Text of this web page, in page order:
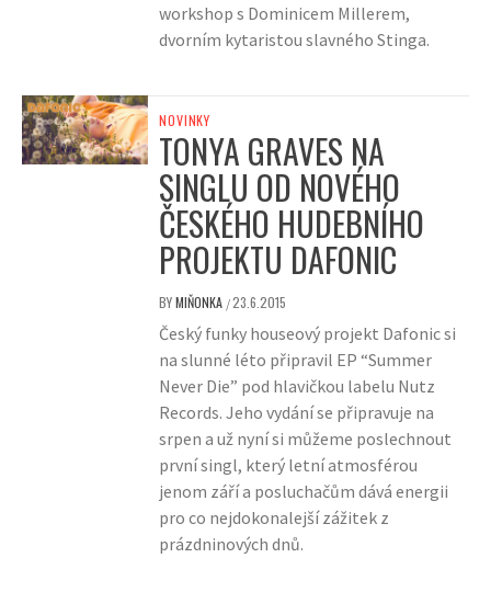
workshop s Dominicem Millerem,
dvorním kytaristou slavného Stinga.
NOVINKY
TONYA GRAVES NA
SINGLU OD NOVÉHO
ČESKÉHO HUDEBNÍHO
PROJEKTU DAFONIC
BYMIŇONKA /23.6.2015
Český funky houseový projekt Dafonic si
na slunné léto připravil EP “Summer
Never Die” pod hlavičkou labelu Nutz
Records. Jeho vydání se připravuje na
srpen a už nyní si můžeme poslechnout
první singl, který letní atmosférou
jenom září a posluchačům dává energii
pro co nejdokonalejší zážitek z
prázdninových dnů.